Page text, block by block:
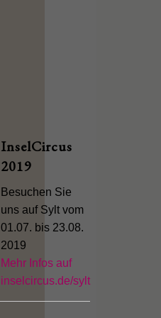
InselCircus
2019
Besuchen Sie
uns auf Sylt vom
01.07. bis 23.08.
2019
Mehr Infos auf
inselcircus.de/sylt